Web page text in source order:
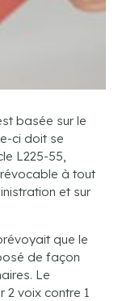
basée sur le
ci doit se
L225-55,
à tout
et sur
que le
de façon
Le
2 voix contre 1